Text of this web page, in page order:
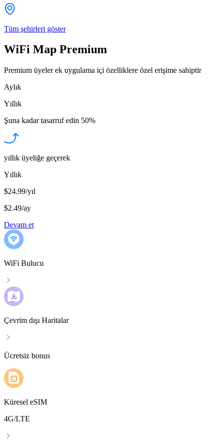
Tüm şehirleri göster
WiFi Map Premium
Premium üyeler ek uygulama içi özelliklere özel erişime sahiptir
Aylık
Yıllık
Şuna kadar tasarruf edin 50%
yıllık üyeliğe geçerek
Yıllık
$24.99/yıl
$2.49/ay
Devam et
WiFi Bulucu
Çevrim dışı Haritalar
Ücretsiz bonus
Küresel eSIM
4G/LTE